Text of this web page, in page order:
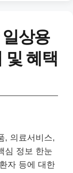
상용
및 혜택
, 의료서비스,
심 정보 한눈
자 등에 대한